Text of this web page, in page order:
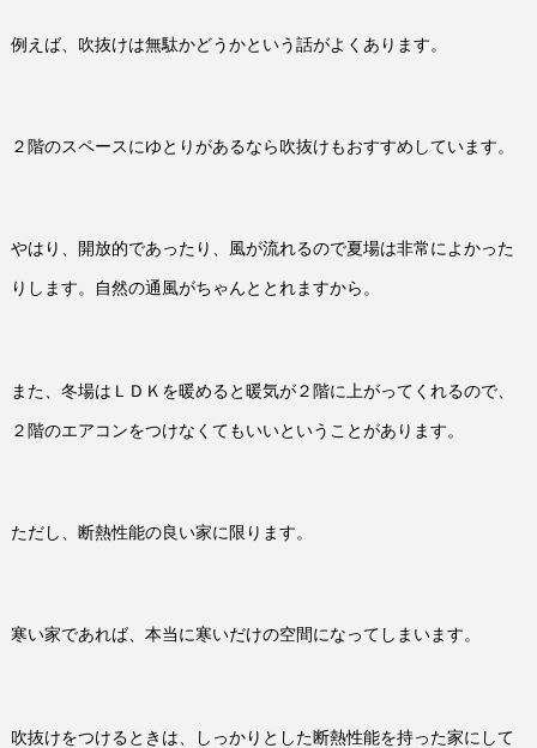
例えば、吹抜けは無駄かどうかという話がよくあります。
２階のスペースにゆとりがあるなら吹抜けもおすすめしています。
やはり、開放的であったり、風が流れるので夏場は非常によかった
りします。自然の通風がちゃんととれますから。
また、冬場はＬＤＫを暖めると暖気が２階に上がってくれるので、
２階のエアコンをつけなくてもいいということがあります。
ただし、断熱性能の良い家に限ります。
寒い家であれば、本当に寒いだけの空間になってしまいます。
吹抜けをつけるときは、しっかりとした断熱性能を持った家にして